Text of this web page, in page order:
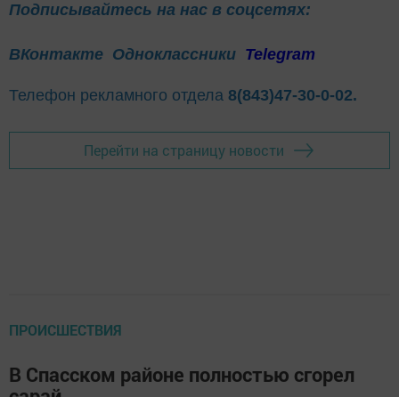
Подписывайтесь на нас в соцсетях:
ВКонтакте Одноклассники Telegram
Телефон рекламного отдела 8(843)47-30-0-02.
Перейти на страницу новости
ПРОИСШЕСТВИЯ
В Спасском районе полностью сгорел